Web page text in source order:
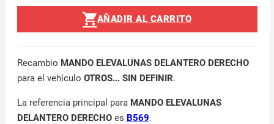
AÑADIR AL CARRITO
Recambio MANDO ELEVALUNAS DELANTERO DERECHO
para el vehículo OTROS... SIN DEFINIR.
La referencia principal para MANDO ELEVALUNAS
DELANTERO DERECHOes B569.